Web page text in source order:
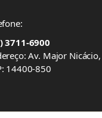
3711-6900
Av. Major
14400-850